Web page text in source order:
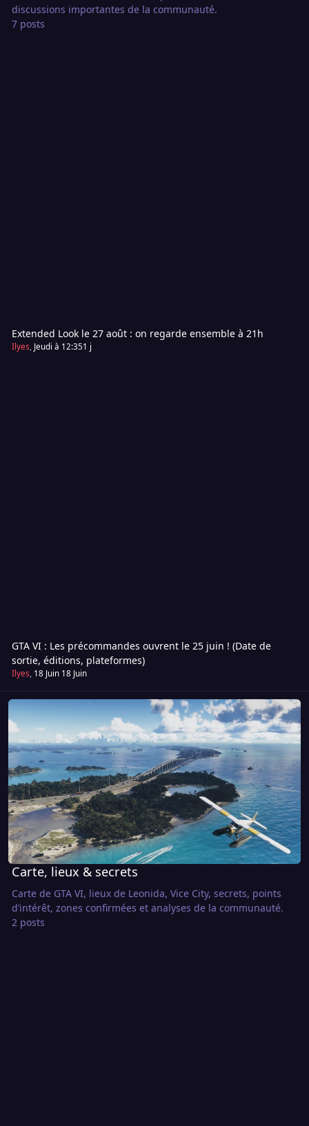
discussions importantes de la communauté.
7 posts
Extended Look le 27 août : on regarde ensemble à 21h
Ilyes, Jeudi à 12:351 j
GTA VI : Les précommandes ouvrent le 25 juin ! (Date de
sortie, éditions, plateformes)
Ilyes 18 Juin 18 Juin
Carte, lieux & secrets
Carte, lieux & secrets
Carte de GTA VI, lieux de Leonida, Vice City, secrets, points
d’intérêt, zones confirmées et analyses de la communauté.
2 posts